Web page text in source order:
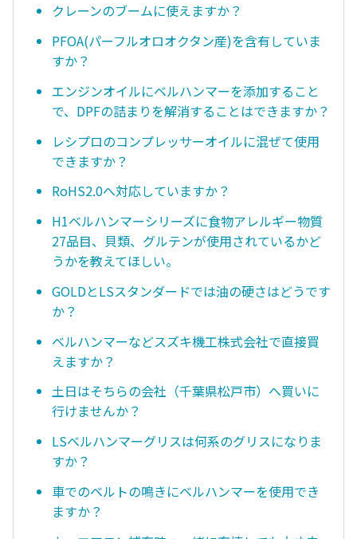
クレーンのブームに使えますか？
PFOA(パーフルオロオクタン産)を含有していま
すか？
エンジンオイルにベルハンマーを添加すること
で、DPFの詰まりを解消することはできますか？
レシプロのコンプレッサーオイルに混ぜて使用
できますか？
RoHS2.0へ対応していますか？
H1ベルハンマーシリーズに食物アレルギー物質
27品目、貝類、グルテンが使用されているかど
うかを教えてほしい。
GOLDとLSスタンダードでは油の硬さはどうです
か？
ベルハンマーなどスズキ機工株式会社で直接買
えますか？
土日はそちらの会社（千葉県松戸市）へ買いに
行けませんか？
LSベルハンマーグリスは何系のグリスになりま
すか？
車でのベルトの鳴きにベルハンマーを使用でき
ますか？